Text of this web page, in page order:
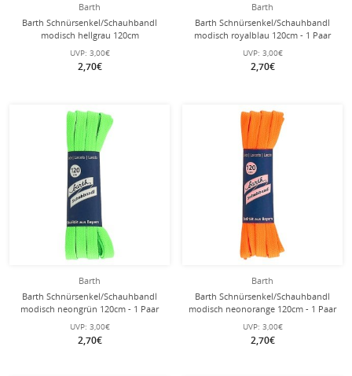
Barth
Barth Schnürsenkel/Schauhbandl
modisch hellgrau 120cm
UVP: 3,00€
2,70€
Barth
Barth Schnürsenkel/Schauhbandl
modisch royalblau 120cm - 1 Paar
UVP: 3,00€
2,70€
Barth
Barth Schnürsenkel/Schauhbandl
modisch neongrün 120cm - 1 Paar
UVP: 3,00€
2,70€
Barth
Barth Schnürsenkel/Schauhbandl
modisch neonorange 120cm - 1 Paar
UVP: 3,00€
2,70€